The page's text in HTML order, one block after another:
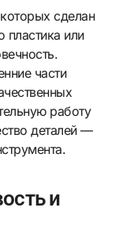
сделан
пластика или
части
работу
деталей —
и